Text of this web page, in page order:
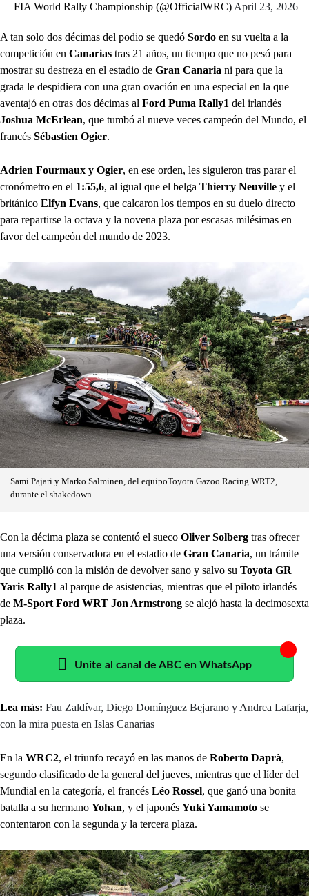
— FIA World Rally Championship (@OfficialWRC) April 23, 2026
A tan solo dos décimas del podio se quedó Sordo en su vuelta a la
competición en Canarias tras 21 años, un tiempo que no pesó para
mostrar su destreza en el estadio de Gran Canaria ni para que la
grada le despidiera con una gran ovación en una especial en la que
aventajó en otras dos décimas al Ford Puma Rally1 del irlandés
Joshua McErlean, que tumbó al nueve veces campeón del Mundo, el
francés Sébastien Ogier.
Adrien Fourmaux y Ogier, en ese orden, les siguieron tras parar el
cronómetro en el 1:55,6, al igual que el belga Thierry Neuville y el
británico Elfyn Evans, que calcaron los tiempos en su duelo directo
para repartirse la octava y la novena plaza por escasas milésimas en
favor del campeón del mundo de 2023.
Sami Pajari y Marko Salminen, del equipoToyota Gazoo Racing WRT2,
durante el shakedown.
Con la décima plaza se contentó el sueco Oliver Solberg tras ofrecer
una versión conservadora en el estadio de Gran Canaria, un trámite
que cumplió con la misión de devolver sano y salvo su Toyota GR
Yaris Rally1 al parque de asistencias, mientras que el piloto irlandés
de M-Sport Ford WRT Jon Armstrong se alejó hasta la decimosexta
plaza.
Unite al canal de ABC en WhatsApp
Lea más: Fau Zaldívar, Diego Domínguez Bejarano y Andrea Lafarja,
con la mira puesta en Islas Canarias
En la WRC2, el triunfo recayó en las manos de Roberto Daprà,
segundo clasificado de la general del jueves, mientras que el líder del
Mundial en la categoría, el francés Léo Rossel, que ganó una bonita
batalla a su hermano Yohan, y el japonés Yuki Yamamoto se
contentaron con la segunda y la tercera plaza.